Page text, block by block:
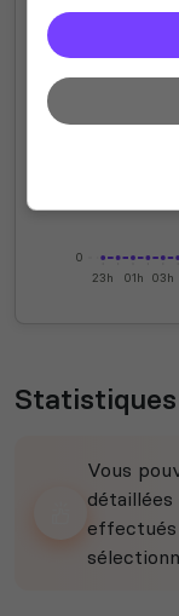
0
23h 01h 03h
Vous